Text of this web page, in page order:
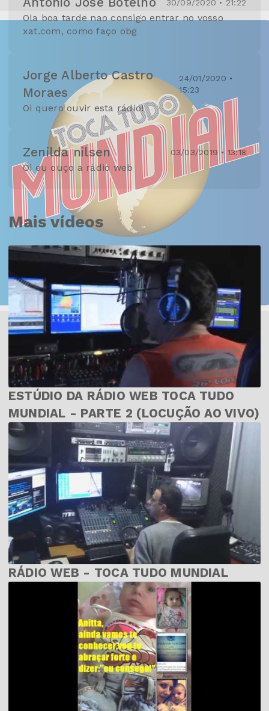
Mais vídeos
ESTÚDIO DA RÁDIO WEB TOCA TUDO
MUNDIAL - PARTE 2 (LOCUÇÃO AO VIVO)
RÁDIO WEB - TOCA TUDO MUNDIAL
Ola boa tarde nao consigo entrar no vosso
xat.com, como faço obg
30/09/2020 • 21:22
Oi quero ouvir esta rádio!
Jorge Alberto Castro
Moraes
24/01/2020 •
15:23
Oi eu ouço a rádio web
Zenilda nilsen 03/03/2019 • 13:18